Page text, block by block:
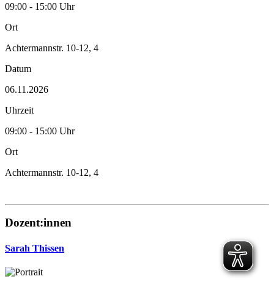
09:00 - 15:00 Uhr
Ort
Achtermannstr. 10-12, 4
Datum
06.11.2026
Uhrzeit
09:00 - 15:00 Uhr
Ort
Achtermannstr. 10-12, 4
Dozent:innen
Sarah Thissen